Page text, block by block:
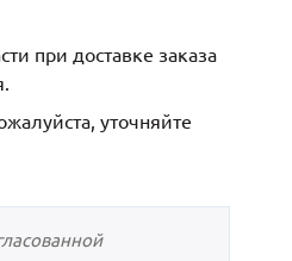
при доставке заказа
уточняйте